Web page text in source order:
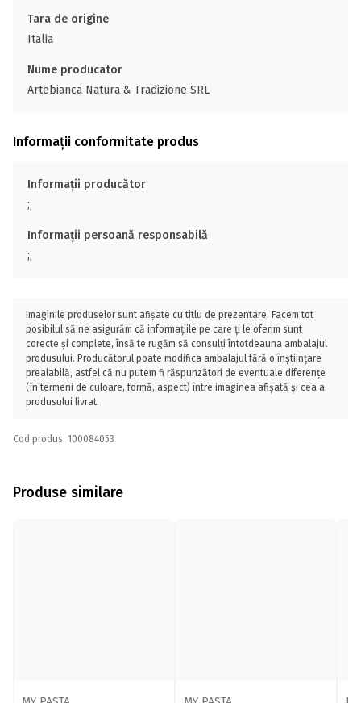
Tara de origine
Italia
Nume producator
Artebianca Natura & Tradizione SRL
Informații conformitate produs
Informații producător
;;
Informații persoană responsabilă
;;
Imaginile produselor sunt afișate cu titlu de prezentare. Facem tot
posibilul să ne asigurăm că informațiile pe care ți le oferim sunt
corecte și complete, însă te rugăm să consulți întotdeauna ambalajul
produsului. Producătorul poate modifica ambalajul fără o înștiințare
prealabilă, astfel că nu putem fi răspunzători de eventuale diferențe
(în termeni de culoare, formă, aspect) între imaginea afișată și cea a
produsului livrat.
Cod produs: 100084053
Produse similare